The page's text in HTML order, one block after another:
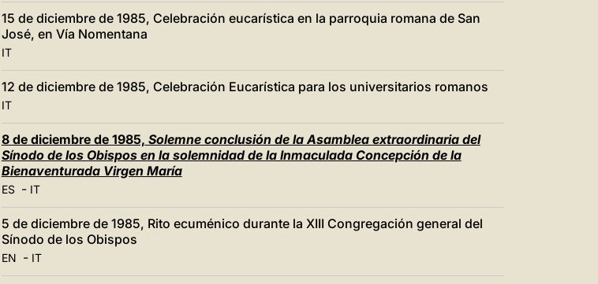
15 de diciembre de 1985, Celebración eucarística en la parroquia romana de San
José, en Vía Nomentana
IT
12 de diciembre de 1985, Celebración Eucarística para los universitarios romanos
IT
8 de diciembre de 1985, Solemne conclusión de la Asamblea extraordinaria del
Sínodo de los Obispos en la solemnidad de la Inmaculada Concepción de la
Bienaventurada Virgen María
ES- IT
5 de diciembre de 1985, Rito ecuménico durante la XIII Congregación general del
Sínodo de los Obispos
EN - IT